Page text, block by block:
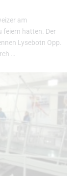
am
feiern hatten. Der
Lysebotn Opp.
…